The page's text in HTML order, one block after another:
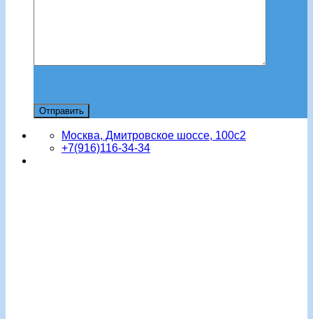
Москва, Дмитровское шоссе, 100с2
+7(916)116-34-34